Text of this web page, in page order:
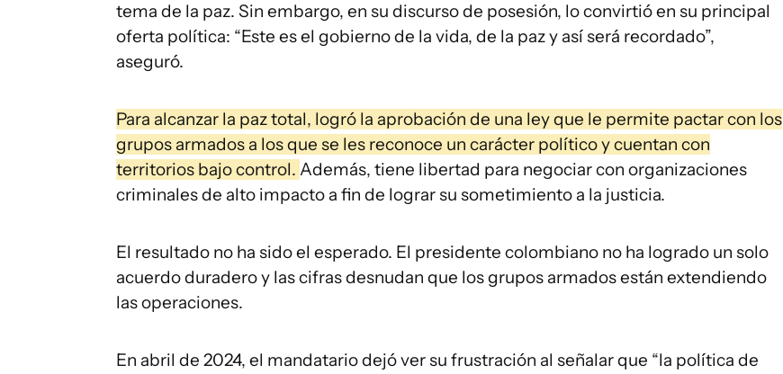
tema de la paz. Sin embargo, en su discurso de posesión, lo convirtió en su principal
oferta política: “Este es el gobierno de la vida, de la paz y así será recordado”,
aseguró.
Para alcanzar la paz total, logró la aprobación de una ley que le permite pactar con los
grupos armados a los que se les reconoce un carácter político y cuentan con
territorios bajo control. Además, tiene libertad para negociar con organizaciones
criminales de alto impacto a fin de lograr su sometimiento a la justicia.
El resultado no ha sido el esperado. El presidente colombiano no ha logrado un solo
acuerdo duradero y las cifras desnudan que los grupos armados están extendiendo
las operaciones.
En abril de 2024, el mandatario dejó ver su frustración al señalar que “la política de